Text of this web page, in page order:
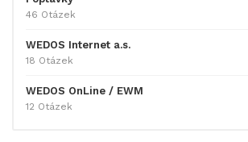
46 Otázek
WEDOS Internet a.s.
18 Otázek
WEDOS OnLine / EWM
12 Otázek